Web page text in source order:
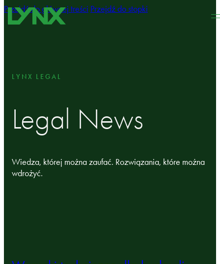
Przejdź do głównej treści Przejdź do stopki
LYNX LEGAL
Legal News
Wiedza, której można zaufać. Rozwiązania, które można
wdrożyć.